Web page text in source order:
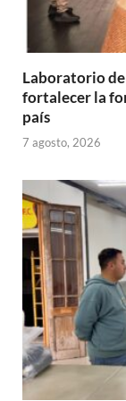
Laboratorio
fortalecer la
país
7 agosto, 2026